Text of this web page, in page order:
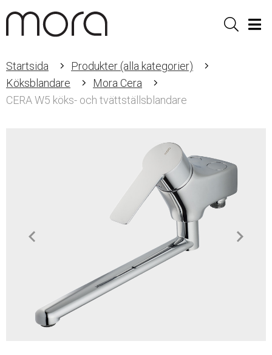
Sök
Startsida
Produkter (alla kategorier)
Köksblandare
Mora Cera
CERA W5 köks- och tvättställsblandare